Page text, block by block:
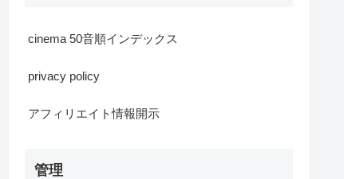
cinema 50音順インデックス
privacy policy
アフィリエイト情報開示
管理